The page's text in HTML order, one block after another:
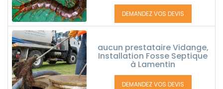
DEMANDEZ VOS DEVIS
aucun prestataire Vidange,
Installation Fosse Septique
à Lamentin
DEMANDEZ VOS DEVIS